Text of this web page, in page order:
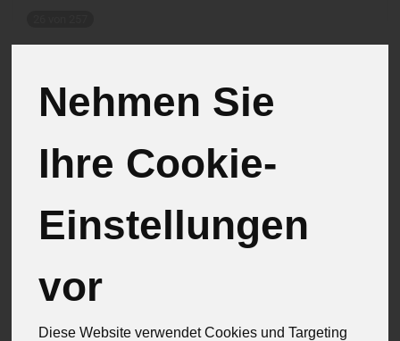
Nehmen Sie
Ihre Cookie-
Einstellungen
vor
Diese Website verwendet Cookies und Targeting
Wurst
Hersteller